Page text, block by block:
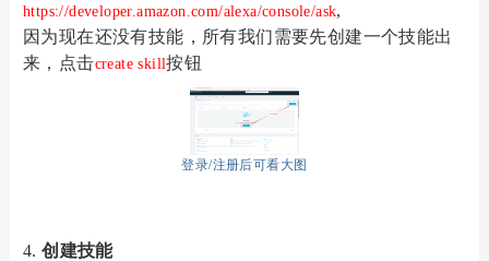
https://developer.amazon.com/alexa/console/ask,
因为现在还没有技能，所有我们需要先创建一个技能出
来，点击create skill按钮
登录/注册后可看大图
4.创建技能